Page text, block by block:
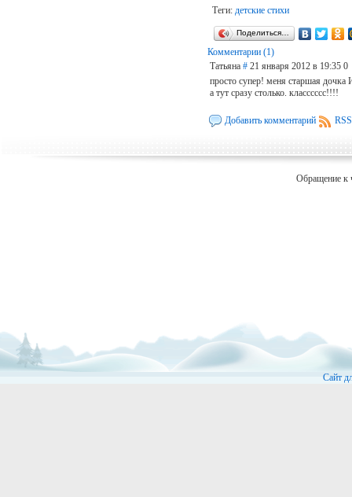
Теги: детские стихи
Поделиться…
Комментарии (1)
Татьяна # 21 января 2012 в 19:35 0
просто супер! меня старшая дочка
а тут сразу столько. класссссс!!!!
Добавить комментарий
Обращение к
Сайт